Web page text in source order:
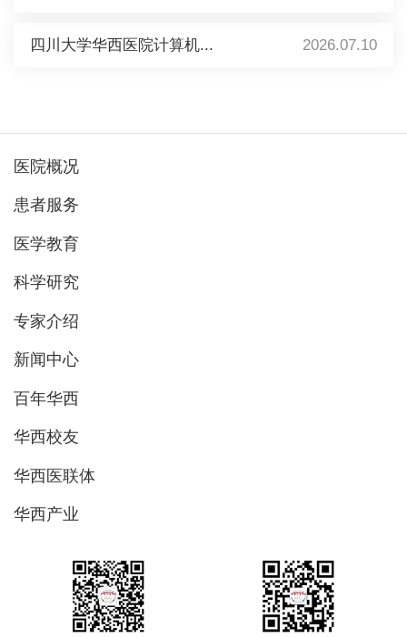
四川大学华西医院计算机... 2026.07.10
医院概况
患者服务
医学教育
科学研究
专家介绍
新闻中心
百年华西
华西校友
华西医联体
华西产业